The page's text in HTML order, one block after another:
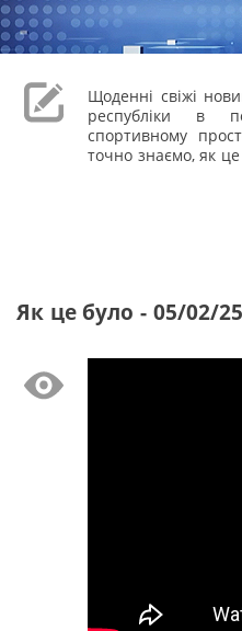
Щоденні свіжі
республіки в
спортивному
точно знаємо, як
Як це було - 05/02/25